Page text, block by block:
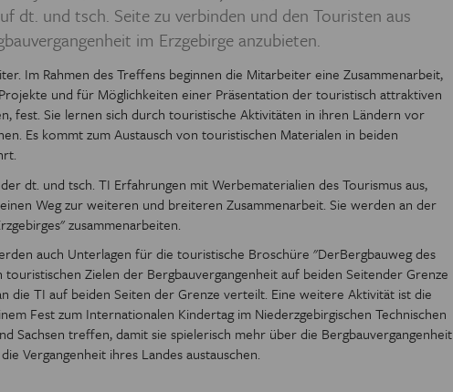
DER EUROREGION
BIBLIOTHEK
dt. und tsch. Seite zu verbinden und den Touristen aus
im Erzgebirge anzubieten.
Im Rahmen des Treffens beginnen die Mitarbeiter eine Zusammenarbeit,
und für Möglichkeiten einer Präsentation der touristisch attraktiven
fest. Sie lernen sich durch touristische Aktivitäten in ihren Ländern vor
Es kommt zum Austausch von touristischen Materialen in beiden
dt. und tsch. TI Erfahrungen mit Werbematerialien des Tourismus aus,
Weg zur weiteren und breiteren Zusammenarbeit. Sie werden an der
zusammenarbeiten.
auch Unterlagen für die touristische Broschüre "DerBergbauweg des
Zielen der Bergbauvergangenheit auf beiden Seitender Grenze
die TI auf beiden Seiten der Grenze verteilt. Eine weitere Aktivität ist die
Fest zum Internationalen Kindertag im Niederzgebirgischen Technischen
Sachsen treffen, damit sie spielerisch mehr über die Bergbauvergangenheit
Vergangenheit ihres Landes austauschen.